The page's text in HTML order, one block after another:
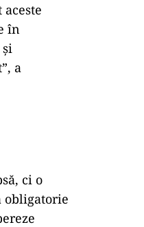
în
a
ci o
obligatorie